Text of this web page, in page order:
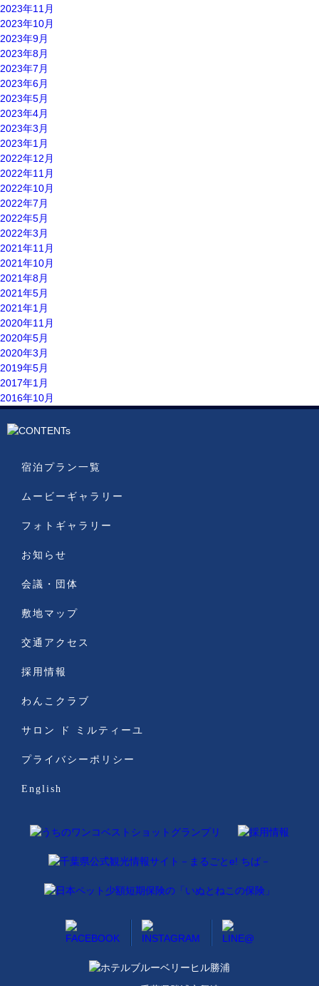
2023年11月
2023年10月
2023年9月
2023年8月
2023年7月
2023年6月
2023年5月
2023年4月
2023年3月
2023年1月
2022年12月
2022年11月
2022年10月
2022年7月
2022年5月
2022年3月
2021年11月
2021年10月
2021年8月
2021年5月
2021年1月
2020年11月
2020年5月
2020年3月
2019年5月
2017年1月
2016年10月
宿泊プラン一覧
ムービーギャラリー
フォトギャラリー
お知らせ
会議・団体
敷地マップ
交通アクセス
採用情報
わんこクラブ
サロン ド ミルティーユ
プライバシーポリシー
English